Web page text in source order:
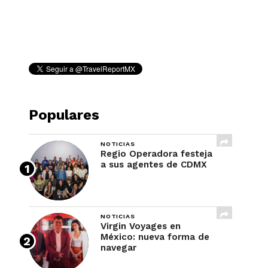
Populares
NOTICIAS
Regio Operadora festeja
a sus agentes de CDMX
NOTICIAS
Virgin Voyages en
México: nueva forma de
navegar